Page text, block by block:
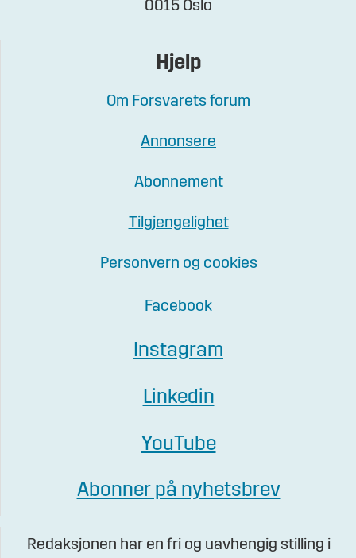
0015 Oslo
Hjelp
Om Forsvarets forum
Annonsere
Abonnement
Tilgjengelighet
Personvern og cookies
Facebook
Instagram
Linkedin
YouTube
Abonner på nyhetsbrev
Redaksjonen har en fri og uavhengig stilling i